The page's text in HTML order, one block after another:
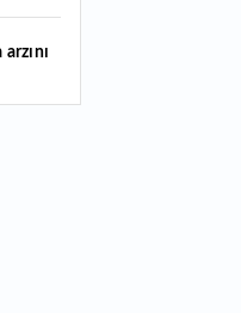
çevrildi